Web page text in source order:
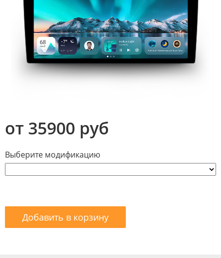
от 35900 руб
Выберите модификацию
Добавить в корзину